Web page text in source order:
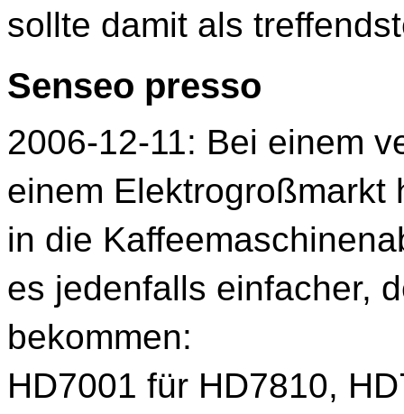
sollte damit als
Senseo presso
2006-12-11: Bei einem
einem Elektrogroßmarkt
in die
es jedenfalls einfacher,
bekommen:
HD7001 für HD7810,